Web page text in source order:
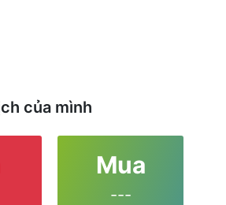
đồ Nến hoặc Đường – thông qua
bên trái của biểu đồ. Tất cả các
định nên giao dịch công cụ
họ đưa ra quyết định cuối cùng.
của mình
Mua
---